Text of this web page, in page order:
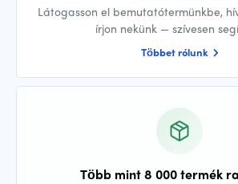
Látogasson el bemutatótermünkbe,
írjon nekünk — szívesen
Többet rólunk
Több mint 8 000 termék